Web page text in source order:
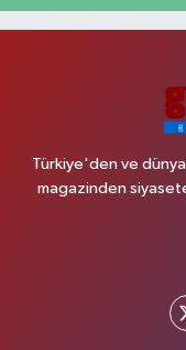
Türkiye'den ve
magazinden